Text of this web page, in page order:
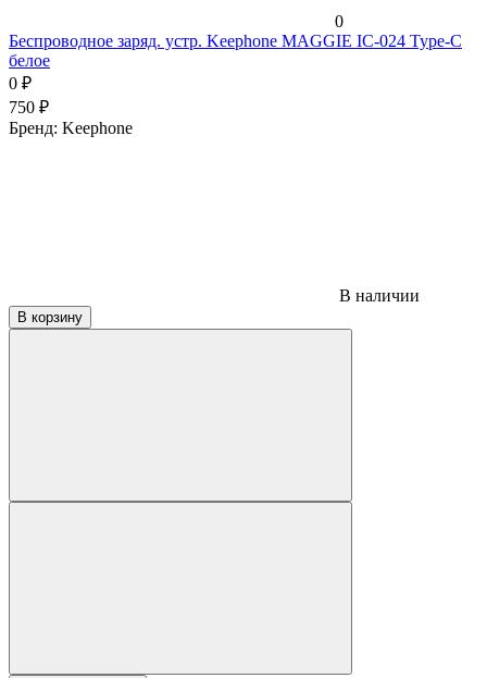
0
Беспроводное заряд. устр. Keephone MAGGIE IC-024 Type-C
белое
0 ₽
750 ₽
Бренд: Keephone
В наличии
В корзину